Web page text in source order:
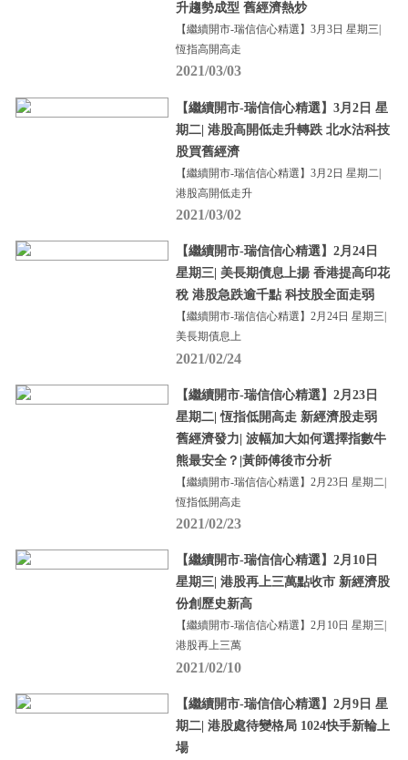
升趨勢成型 舊經濟熱炒
【繼續開市-瑞信信心精選】3月3日 星期三|
恆指高開高走
2021/03/03
【繼續開市-瑞信信心精選】3月2日 星
期二| 港股高開低走升轉跌 北水沽科技
股買舊經濟
【繼續開市-瑞信信心精選】3月2日 星期二|
港股高開低走升
2021/03/02
【繼續開市-瑞信信心精選】2月24日
星期三| 美長期債息上揚 香港提高印花
稅 港股急跌逾千點 科技股全面走弱
【繼續開市-瑞信信心精選】2月24日 星期三|
美長期債息上
2021/02/24
【繼續開市-瑞信信心精選】2月23日
星期二| 恆指低開高走 新經濟股走弱
舊經濟發力| 波幅加大如何選擇指數牛
熊最安全？|黃師傅後市分析
【繼續開市-瑞信信心精選】2月23日 星期二|
恆指低開高走
2021/02/23
【繼續開市-瑞信信心精選】2月10日
星期三| 港股再上三萬點收市 新經濟股
份創歷史新高
【繼續開市-瑞信信心精選】2月10日 星期三|
港股再上三萬
2021/02/10
【繼續開市-瑞信信心精選】2月9日 星
期二| 港股處待變格局 1024快手新輪上
場